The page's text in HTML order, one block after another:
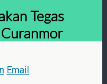
Tegas
Email